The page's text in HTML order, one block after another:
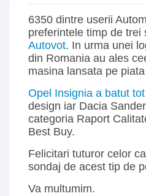
6350 dintre userii
preferintele timp de
Autovot. In urma unei
din Romania au ales
masina lansata pe
Opel Insignia a batut
design iar Dacia
categoria Raport
Best Buy.
Felicitari tuturor celor
sondaj de acest tip de
Va multumim.